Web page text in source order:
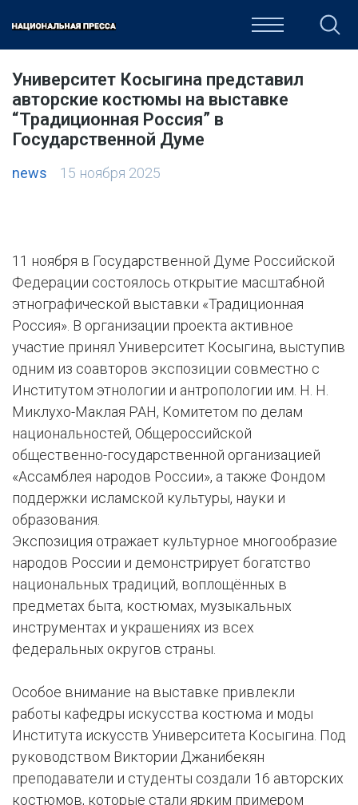
ОБЩЕСТВО ПОЛИТИКА ЭКОНОМИКА КУЛЬТУРА
Университет Косыгина представил
авторские костюмы на выставке
“Традиционная Россия” в
Государственной Думе
news 15 ноября 2025
11 ноября в Государственной Думе Российской
Федерации состоялось открытие масштабной
этнографической выставки «Традиционная
Россия». В организации проекта активное
участие принял Университет Косыгина, выступив
одним из соавторов экспозиции совместно с
Институтом этнологии и антропологии им. Н. Н.
Миклухо-Маклая РАН, Комитетом по делам
национальностей, Общероссийской
общественно-государственной организацией
«Ассамблея народов России», а также Фондом
поддержки исламской культуры, науки и
образования.
Экспозиция отражает культурное многообразие
народов России и демонстрирует богатство
национальных традиций, воплощённых в
предметах быта, костюмах, музыкальных
инструментах и украшениях из всех
федеральных округов страны.
Особое внимание на выставке привлекли
работы кафедры искусства костюма и моды
Института искусств Университета Косыгина. Под
руководством Виктории Джанибекян
преподаватели и студенты создали 16 авторских
костюмов, которые стали ярким примером